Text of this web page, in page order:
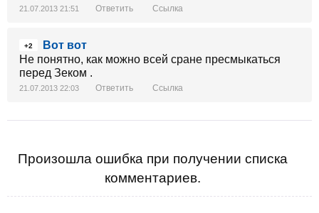
21.07.2013 21:51 Ответить Ссылка
+2
Вот вот
Не понятно, как можно всей сране пресмыкаться
перед Зеком .
21.07.2013 22:03 Ответить Ссылка
Произошла ошибка при получении списка
комментариев.